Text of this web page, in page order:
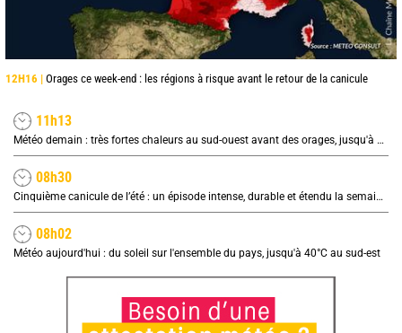
12H16 | Orages ce week-end : les régions à risque avant le retour de la canicule
11h13
Météo demain : très fortes chaleurs au sud-ouest avant des orages, jusqu'à 39°C
08h30
Cinquième canicule de l’été : un épisode intense, durable et étendu la semaine prochaine
08h02
Météo aujourd'hui : du soleil sur l'ensemble du pays, jusqu'à 40°C au sud-est